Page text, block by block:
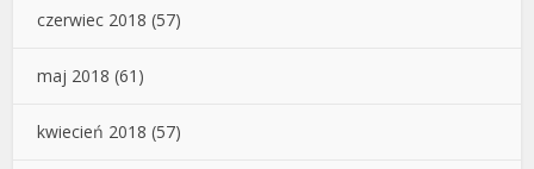
czerwiec 2018 (57)
maj 2018 (61)
kwiecień 2018 (57)